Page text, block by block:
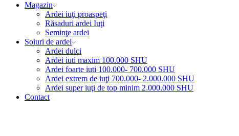
Magazin
Ardei iuţi proaspeţi
Răsaduri ardei Iuţi
Seminţe ardei
Soiuri de ardei
Ardei dulci
Ardei iuti maxim 100.000 SHU
Ardei foarte iuti 100.000- 700.000 SHU
Ardei extrem de iuţi 700.000- 2.000.000 SHU
Ardei super iuţi de top minim 2.000.000 SHU
Contact